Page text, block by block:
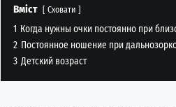
Вміст Сховати
1 Когда нужны очки постоянно при
2 Постоянное ношение при
3 Детский возраст